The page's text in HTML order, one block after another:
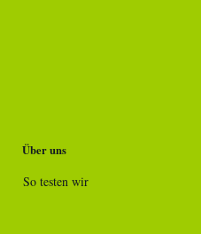
Über uns
So testen wir